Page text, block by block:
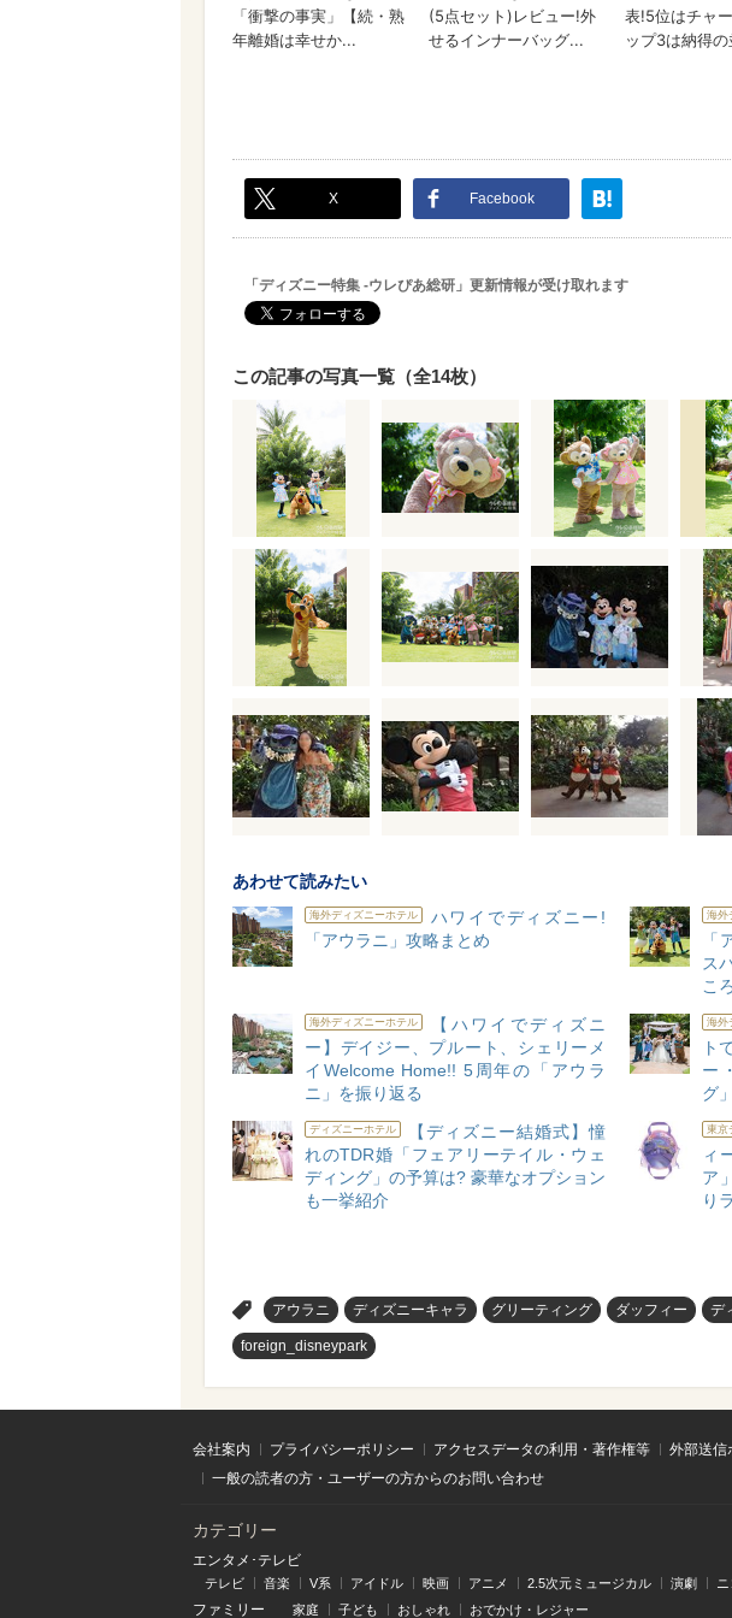
X Facebook
「ディズニー特集 -ウレぴあ総研」更新情報が受け取れます
この記事の写真一覧（全14枚）
あわせて読みたい
海外ディズニーホテル
ハワイでディズニー!
「アウラニ」攻略まとめ
海外
「
ス
こ
海外ディズニーホテル
【ハワイでディズニ
ー】デイジー、プルート、シェリーメ
イWelcome Home!! 5周年の「アウラ
ニ」を振り返る
海外
ト
ー
グ
ディズニーホテル
【ディズニー結婚式】憧
れのTDR婚「フェアリーテイル・ウェ
ディング」の予算は? 豪華なオプション
も一挙紹介
東京
ィ
ア
り
アウラニ ディズニーキャラ グリーティング ダッフィー デ
foreign_disneypark
会社案内 プライバシーポリシー アクセスデータの利用・著作権等 外部送信
一般の読者の方・ユーザーの方からのお問い合わせ
カテゴリー
エンタメ･テレビ
テレビ 音楽 V系 アイドル 映画 アニメ 2.5次元ミュージカル 演劇
ファミリー 家庭 子ども おしゃれ おでかけ・レジャー